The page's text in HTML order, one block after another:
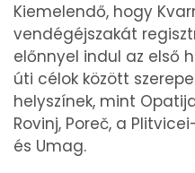
Kiemelendő, hogy
vendégéjszakát
előnnyel indul az első
úti célok között
helyszínek, mint
Rovinj, Poreč, a
és Umag.